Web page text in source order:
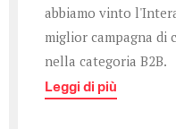
abbiamo vinto
miglior campagna di
nella categoria B2B.
Leggi di più